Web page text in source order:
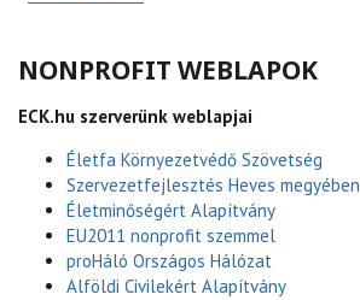
NONPROFIT WEBLAPOK
ECK.hu szerverünk weblapjai
Életfa Környezetvédő Szövetség
Szervezetfejlesztés Heves megyében
Életminőségért Alapítvány
EU2011 nonprofit szemmel
proHáló Országos Hálózat
Alföldi Civilekért Alapítvány